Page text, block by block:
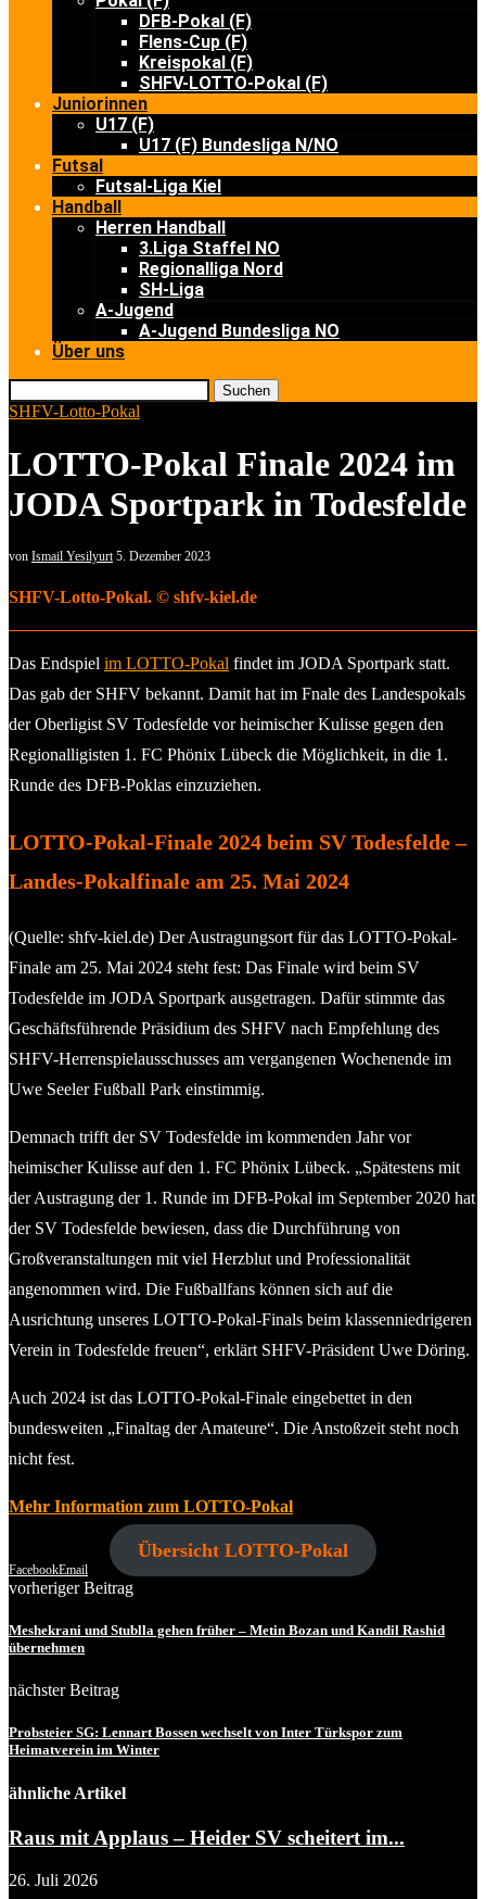
DFB-Pokal (F)
Flens-Cup (F)
Kreispokal (F)
SHFV-LOTTO-Pokal (F)
Juniorinnen
U17 (F)
U17 (F) Bundesliga N/NO
Futsal
Futsal-Liga Kiel
Handball
Herren Handball
3.Liga Staffel NO
Regionalliga Nord
SH-Liga
A-Jugend
A-Jugend Bundesliga NO
Über uns
Suchen
SHFV-Lotto-Pokal
LOTTO-Pokal Finale 2024 im
JODA Sportpark in Todesfelde
von Ismail Yesilyurt 5. Dezember 2023
SHFV-Lotto-Pokal. © shfv-kiel.de
Das Endspiel im LOTTO-Pokal findet im JODA Sportpark statt.
Das gab der SHFV bekannt. Damit hat im Fnale des Landespokals
der Oberligist SV Todesfelde vor heimischer Kulisse gegen den
Regionalligisten 1. FC Phönix Lübeck die Möglichkeit, in die 1.
Runde des DFB-Poklas einzuziehen.
LOTTO-Pokal-Finale 2024 beim SV Todesfelde –
Landes-Pokalfinale am 25. Mai 2024
(Quelle: shfv-kiel.de) Der Austragungsort für das LOTTO-Pokal-
Finale am 25. Mai 2024 steht fest: Das Finale wird beim SV
Todesfelde im JODA Sportpark ausgetragen. Dafür stimmte das
Geschäftsführende Präsidium des SHFV nach Empfehlung des
SHFV-Herrenspielausschusses am vergangenen Wochenende im
Uwe Seeler Fußball Park einstimmig.
Demnach trifft der SV Todesfelde im kommenden Jahr vor
heimischer Kulisse auf den 1. FC Phönix Lübeck. „Spätestens mit
der Austragung der 1. Runde im DFB-Pokal im September 2020 hat
der SV Todesfelde bewiesen, dass die Durchführung von
Großveranstaltungen mit viel Herzblut und Professionalität
angenommen wird. Die Fußballfans können sich auf die
Ausrichtung unseres LOTTO-Pokal-Finals beim klassenniedrigeren
Verein in Todesfelde freuen“, erklärt SHFV-Präsident Uwe Döring.
Auch 2024 ist das LOTTO-Pokal-Finale eingebettet in den
bundesweiten „Finaltag der Amateure“. Die Anstoßzeit steht noch
nicht fest.
Mehr Information zum LOTTO-Pokal
Übersicht LOTTO-Pokal
FacebookEmail
vorheriger Beitrag
Meshekrani und Stublla gehen früher – Metin Bozan und Kandil Rashid
übernehmen
nächster Beitrag
Probsteier SG: Lennart Bossen wechselt von Inter Türkspor zum
Heimatverein im Winter
ähnliche Artikel
Raus mit Applaus – Heider SV scheitert im...
26. Juli 2026